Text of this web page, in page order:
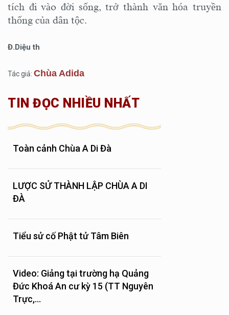
tích đi vào đời sống, trở thành văn hóa truyền
thống của dân tộc.
Đ.Diệu th
Tác giả: Chùa Adida
TIN ĐỌC NHIỀU NHẤT
Toàn cảnh Chùa A Di Đà
LƯỢC SỬ THÀNH LẬP CHÙA A DI
ĐÀ
Tiểu sử cố Phật tử Tâm Biên
Video: Giảng tại trường hạ Quảng
Đức Khoá An cư kỳ 15 (TT Nguyên
Trực,...